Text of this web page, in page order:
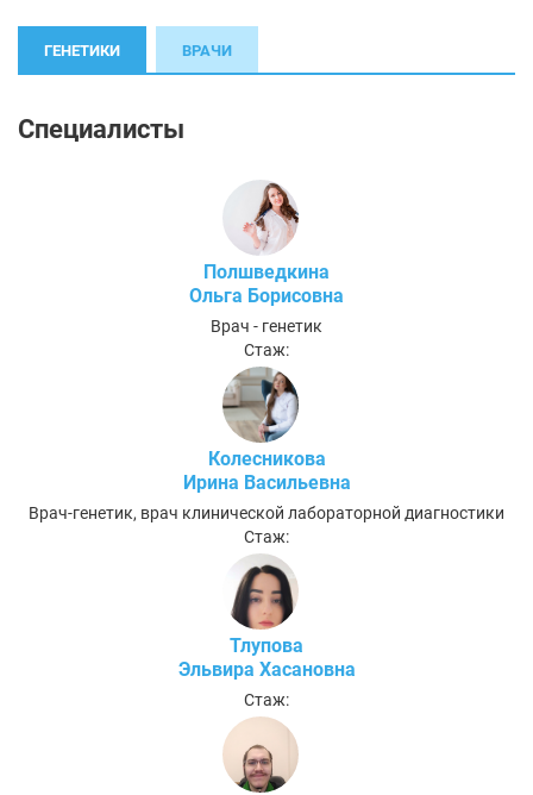
ГЕНЕТИКИ ВРАЧИ
Специалисты
Полшведкина
Ольга Борисовна
Врач - генетик
Стаж:
Колесникова
Ирина Васильевна
Врач-генетик, врач клинической лабораторной диагностики
Стаж:
Тлупова
Эльвира Хасановна
Стаж: